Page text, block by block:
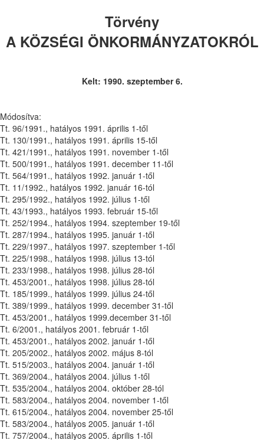
Törvény
A KÖZSÉGI ÖNKORMÁNYZATOKRÓL
Kelt: 1990. szeptember 6.
Módosítva:
Tt. 96/1991., hatályos 1991. április 1-től
Tt. 130/1991., hatályos 1991. április 15-től
Tt. 421/1991., hatályos 1991. november 1-től
Tt. 500/1991., hatályos 1991. december 11-től
Tt. 564/1991., hatályos 1992. január 1-től
Tt. 11/1992., hatályos 1992. január 16-tól
Tt. 295/1992., hatályos 1992. július 1-től
Tt. 43/1993., hatályos 1993. február 15-től
Tt. 252/1994., hatályos 1994. szeptember 19-től
Tt. 287/1994., hatályos 1995. január 1-től
Tt. 229/1997., hatályos 1997. szeptember 1-től
Tt. 225/1998., hatályos 1998. július 13-tól
Tt. 233/1998., hatályos 1998. július 28-tól
Tt. 453/2001., hatályos 1998. július 28-tól
Tt. 185/1999., hatályos 1999. július 24-től
Tt. 389/1999., hatályos 1999. december 31-től
Tt. 453/2001., hatályos 1999.december 31-től
Tt. 6/2001., hatályos 2001. február 1-től
Tt. 453/2001., hatályos 2002. január 1-től
Tt. 205/2002., hatályos 2002. május 8-tól
Tt. 515/2003., hatályos 2004. január 1-től
Tt. 369/2004., hatályos 2004. július 1-től
Tt. 535/2004., hatályos 2004. október 28-tól
Tt. 583/2004., hatályos 2004. november 1-től
Tt. 615/2004., hatályos 2004. november 25-től
Tt. 583/2004., hatályos 2005. január 1-től
Tt. 757/2004., hatályos 2005. április 1-től